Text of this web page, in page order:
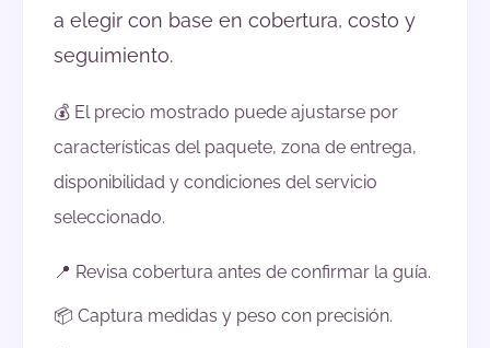
a elegir con base en cobertura, costo y
seguimiento.
💰 El precio mostrado puede ajustarse por
características del paquete, zona de entrega,
disponibilidad y condiciones del servicio
seleccionado.
📍 Revisa cobertura antes de confirmar la guía.
📦 Captura medidas y peso con precisión.